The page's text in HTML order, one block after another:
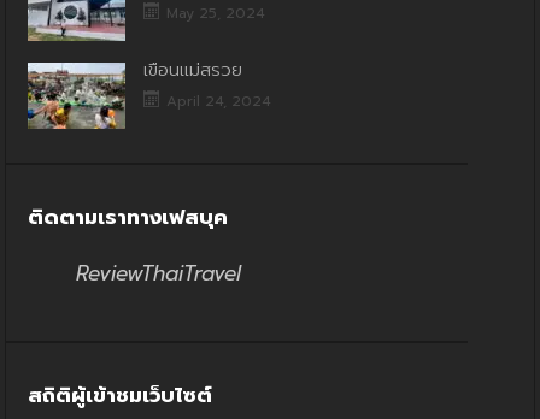
May 25, 2024
เขื่อนแม่สรวย
April 24, 2024
ติดตามเราทางเฟสบุค
ReviewThaiTravel
สถิติผู้เข้าชมเว็บไซต์